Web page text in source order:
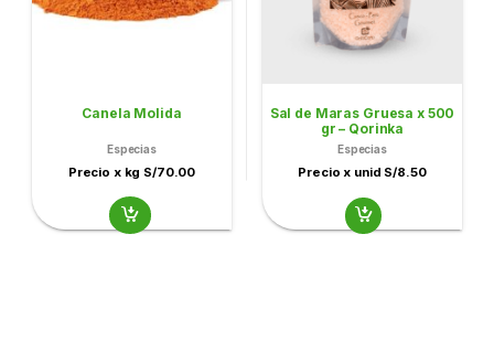
Canela Molida
Especias
Precio x kg S/70.00
Sal de Maras Gruesa x 500
gr – Qorinka
Especias
Precio x unid S/8.50